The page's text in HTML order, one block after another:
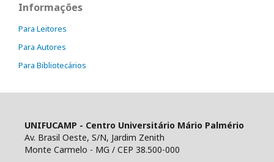
Informações
Para Leitores
Para Autores
Para Bibliotecários
UNIFUCAMP - Centro Universitário Mário Palmério
Av. Brasil Oeste, S/N, Jardim Zenith
Monte Carmelo - MG / CEP 38.500-000